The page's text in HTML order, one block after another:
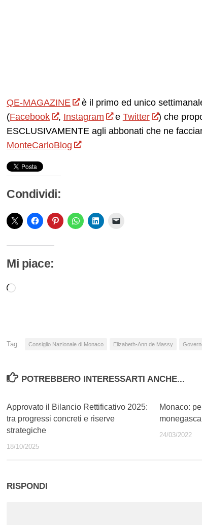
QE-MAGAZINE
è il primo ed unico
(Facebook , Instagram e Twitter
) che
ESCLUSIVAMENTE agli abbonati che ne
MonteCarloBlog
Condividi:
Mi piace:
Caricamento
Tag: Consiglio Nazionale di Monaco Elizabeth-Ann de Massy
POTREBBERO INTERESSARTI ANCHE...
Approvato il Bilancio Rettificativo 2025:
tra progressi concreti e riserve
strategiche
18/10/2025
Monaco:
24/03/2022
RISPONDI